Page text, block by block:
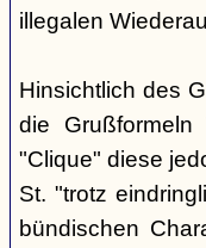
illegalen
Hinsichtlich des
die
"Clique" diese
St. "trotz
bündischen